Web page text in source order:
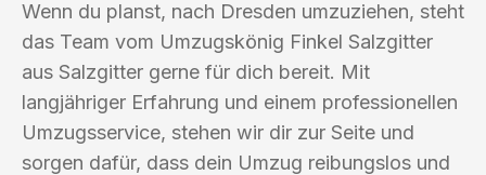
Wenn du planst, nach Dresden umzuziehen, steht
das Team vom Umzugskönig Finkel Salzgitter
aus Salzgitter gerne für dich bereit. Mit
langjähriger Erfahrung und einem professionellen
Umzugsservice, stehen wir dir zur Seite und
sorgen dafür, dass dein Umzug reibungslos und